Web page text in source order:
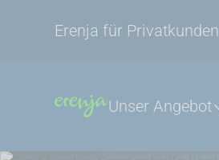
Erenja für Privatkunden
Unser Angebot